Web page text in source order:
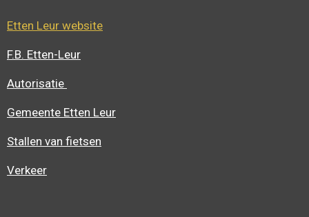
Etten Leur website
F.B. Etten-Leur
Autorisatie
Gemeente Etten Leur
Stallen van fietsen
Verkeer